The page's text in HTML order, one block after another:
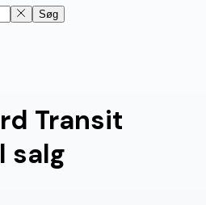
Søg
Transit
salg